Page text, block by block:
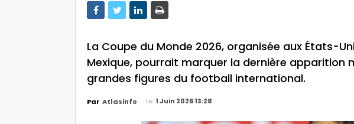
La Coupe du Monde 2026, organisée aux États-
Mexique, pourrait marquer la dernière apparition
grandes figures du football international.
Par Atlasinfo Le 1 Juin 2026 13:28